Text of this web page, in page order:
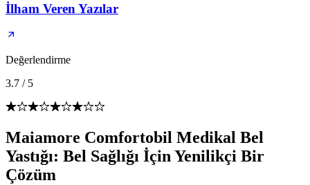
İlham Veren Yazılar
Değerlendirme
3.7 / 5
Maiamore Comfortobil Medikal Bel
Yastığı: Bel Sağlığı İçin Yenilikçi Bir
Çözüm